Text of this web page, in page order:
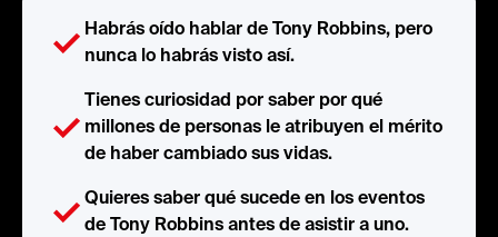
Habrás oído hablar de Tony Robbins, pero
nunca lo habrás visto así.
Tienes curiosidad por saber por qué
millones de personas le atribuyen el mérito
de haber cambiado sus vidas.
Quieres saber qué sucede en los eventos
de Tony Robbins antes de asistir a uno.